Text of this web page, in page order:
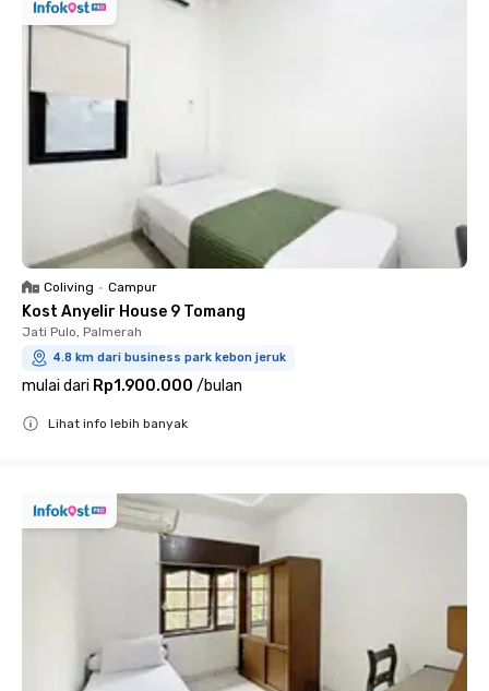
Coliving • Campur
Kost Anyelir House 9 Tomang
Jati Pulo, Palmerah
4.8 km dari business park kebon jeruk
mulai dari Rp1.900.000 /bulan
Lihat info lebih banyak